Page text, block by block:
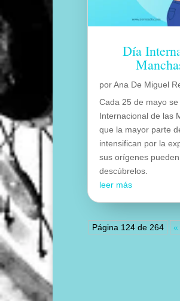
Día
porAna De Miguel
Cada 25 de mayo
Internacional de las
que la mayor parte
intensifican por la
sus orígenes
descúbrelos.
leer más
Página 124 de 264 «